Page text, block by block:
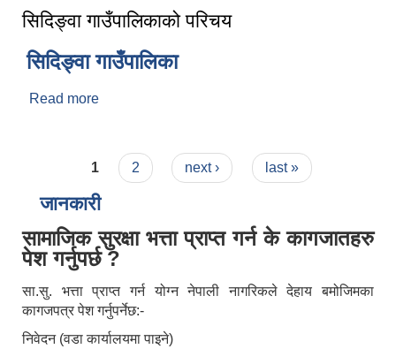
सिदिङ्वा गाउँपालिकाको परिचय
सिदिङ्वा गाउँपालिका
Read more
Pages
1 2 next › last »
जानकारी
सामाजिक सुरक्षा भत्ता प्राप्त गर्न के कागजातहरु
पेश गर्नुपर्छ ?
सा.सु. भत्ता प्राप्त गर्न योग्न नेपाली नागरिकले देहाय बमोजिमका
कागजपत्र पेश गर्नुपर्नेछ:-
निवेदन (वडा कार्यालयमा पाइने)